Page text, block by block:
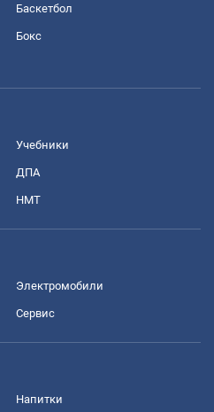
Баскетбол
Бокс
Учебники
ДПА
НМТ
Электромобили
Сервис
Напитки